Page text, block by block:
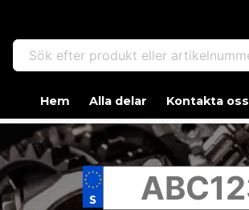
Sök efter produkt eller artikelnummer....
Hem Alla delar Kontakta oss